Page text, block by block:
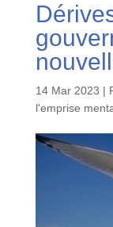
14 Mar 2023 |
l'emprise